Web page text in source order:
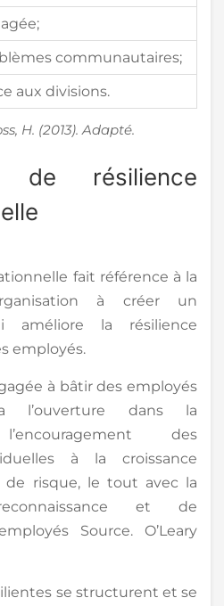
communautaires;
aux divisions.
H. (2013). Adapté.
de résilience
fait référence à la
à créer un
améliore la résilience
employés.
à bâtir des employés
l’ouverture dans la
des
à la croissance
de risque, le tout avec la
et de
Source. O’Leary
se structurent et se